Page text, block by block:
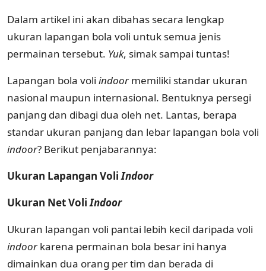
Dalam artikel ini akan dibahas secara lengkap
ukuran lapangan bola voli untuk semua jenis
permainan tersebut. Yuk, simak sampai tuntas!
Lapangan bola voli indoormemiliki standar ukuran
nasional maupun internasional. Bentuknya persegi
panjang dan dibagi dua oleh net. Lantas, berapa
standar ukuran panjang dan lebar lapangan bola voli
indoor? Berikut penjabarannya:
Ukuran Lapangan VoliIndoor
Ukuran Net VoliIndoor
Ukuran lapangan voli pantai lebih kecil daripada voli
indoorkarena permainan bola besar ini hanya
dimainkan dua orang per tim dan berada di